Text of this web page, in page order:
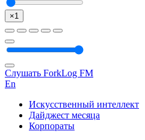
×1
Слушать ForkLog FM
En
Искусственный интеллект
Дайджест месяца
Корпораты